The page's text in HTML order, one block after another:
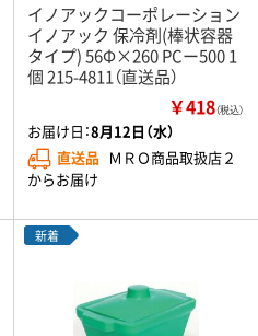
イノアックコーポレーション
イノアック 保冷剤(棒状容器
タイプ) 56Φ×260 PCー500 1
個 215-4811（直送品）
￥418（税込）
お届け日：8月12日（水）
直送品 ＭＲＯ商品取扱店２
からお届け
新着